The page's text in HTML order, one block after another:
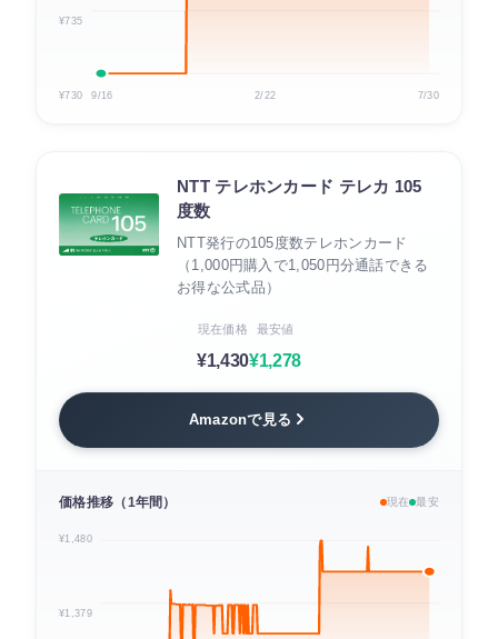
¥735
¥730 9/16 2/22 7/30
NTT テレホンカード テレカ 105
度数
NTT発行の105度数テレホンカード
（1,000円購入で1,050円分通話できる
お得な公式品）
現在価格
¥1,430
最安値
¥1,278
Amazonで見る
価格推移（1年間） 現在 最安
¥1,480
¥1,379